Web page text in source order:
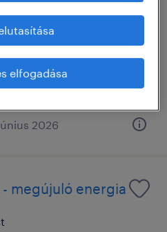
/ university
2026
megújuló energia
elfogadása